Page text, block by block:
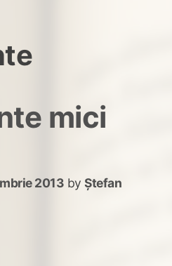
mici
2013 by Ștefan